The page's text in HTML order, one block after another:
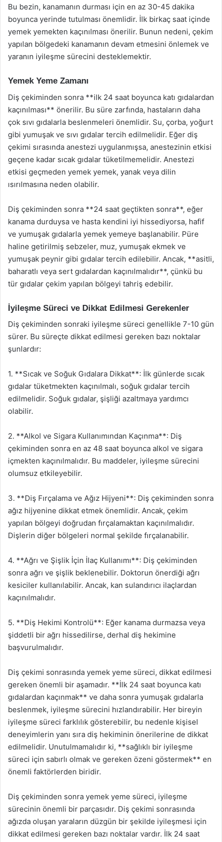
Bu bezin, kanamanın durması için en az 30-45 dakika
boyunca yerinde tutulması önemlidir. İlk birkaç saat içinde
yemek yemekten kaçınılması önerilir. Bunun nedeni, çekim
yapılan bölgedeki kanamanın devam etmesini önlemek ve
yaranın iyileşme sürecini desteklemektir.
Yemek Yeme Zamanı
Diş çekiminden sonra **ilk 24 saat boyunca katı gıdalardan
kaçınılması** önerilir. Bu süre zarfında, hastaların daha
çok sıvı gıdalarla beslenmeleri önemlidir. Su, çorba, yoğurt
gibi yumuşak ve sıvı gıdalar tercih edilmelidir. Eğer diş
çekimi sırasında anestezi uygulanmışsa, anestezinin etkisi
geçene kadar sıcak gıdalar tüketilmemelidir. Anestezi
etkisi geçmeden yemek yemek, yanak veya dilin
ısırılmasına neden olabilir.
Diş çekiminden sonra **24 saat geçtikten sonra**, eğer
kanama durduysa ve hasta kendini iyi hissediyorsa, hafif
ve yumuşak gıdalarla yemek yemeye başlanabilir. Püre
haline getirilmiş sebzeler, muz, yumuşak ekmek ve
yumuşak peynir gibi gıdalar tercih edilebilir. Ancak, **asitli,
baharatlı veya sert gıdalardan kaçınılmalıdır**, çünkü bu
tür gıdalar çekim yapılan bölgeyi tahriş edebilir.
İyileşme Süreci ve Dikkat Edilmesi Gerekenler
Diş çekiminden sonraki iyileşme süreci genellikle 7-10 gün
sürer. Bu süreçte dikkat edilmesi gereken bazı noktalar
şunlardır:
1. **Sıcak ve Soğuk Gıdalara Dikkat**: İlk günlerde sıcak
gıdalar tüketmekten kaçınılmalı, soğuk gıdalar tercih
edilmelidir. Soğuk gıdalar, şişliği azaltmaya yardımcı
olabilir.
2. **Alkol ve Sigara Kullanımından Kaçınma**: Diş
çekiminden sonra en az 48 saat boyunca alkol ve sigara
içmekten kaçınılmalıdır. Bu maddeler, iyileşme sürecini
olumsuz etkileyebilir.
3. **Diş Fırçalama ve Ağız Hijyeni**: Diş çekiminden sonra
ağız hijyenine dikkat etmek önemlidir. Ancak, çekim
yapılan bölgeyi doğrudan fırçalamaktan kaçınılmalıdır.
Dişlerin diğer bölgeleri normal şekilde fırçalanabilir.
4. **Ağrı ve Şişlik İçin İlaç Kullanımı**: Diş çekiminden
sonra ağrı ve şişlik beklenebilir. Doktorun önerdiği ağrı
kesiciler kullanılabilir. Ancak, kan sulandırıcı ilaçlardan
kaçınılmalıdır.
5. **Diş Hekimi Kontrolü**: Eğer kanama durmazsa veya
şiddetli bir ağrı hissedilirse, derhal diş hekimine
başvurulmalıdır.
Diş çekimi sonrasında yemek yeme süreci, dikkat edilmesi
gereken önemli bir aşamadır. **İlk 24 saat boyunca katı
gıdalardan kaçınmak** ve daha sonra yumuşak gıdalarla
beslenmek, iyileşme sürecini hızlandırabilir. Her bireyin
iyileşme süreci farklılık gösterebilir, bu nedenle kişisel
deneyimlerin yanı sıra diş hekiminin önerilerine de dikkat
edilmelidir. Unutulmamalıdır ki, **sağlıklı bir iyileşme
süreci için sabırlı olmak ve gereken özeni göstermek** en
önemli faktörlerden biridir.
Diş çekiminden sonra yemek yeme süreci, iyileşme
sürecinin önemli bir parçasıdır. Diş çekimi sonrasında
ağızda oluşan yaraların düzgün bir şekilde iyileşmesi için
dikkat edilmesi gereken bazı noktalar vardır. İlk 24 saat